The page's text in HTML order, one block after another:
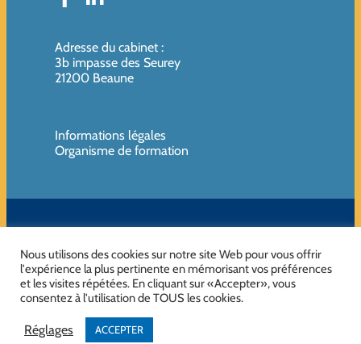
Adresse du cabinet :
3b impasse des Seurey
21200 Beaune
Informations légales
Organisme de formation
No Result
Nous utilisons des cookies sur notre site Web pour vous offrir
l'expérience la plus pertinente en mémorisant vos préférences
et les visites répétées. En cliquant sur «Accepter», vous
consentez à l'utilisation de TOUS les cookies.
Réglages ACCEPTER